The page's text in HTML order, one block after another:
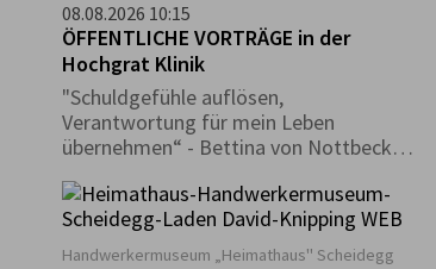
08.08.2026 10:15
ÖFFENTLICHE VORTRÄGE in der
Hochgrat Klinik
"Schuldgefühle auflösen,
Verantwortung für mein Leben
übernehmen“ - Bettina von Nottbeck,
Körperpsychotherapeutin
Handwerkermuseum „Heimathaus" Scheidegg